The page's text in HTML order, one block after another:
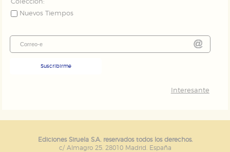
Colección:
Nuevos Tiempos
Suscribirme
Interesante
Ediciones Siruela S.A. reservados todos los derechos.
c/ Almagro 25. 28010 Madrid. España